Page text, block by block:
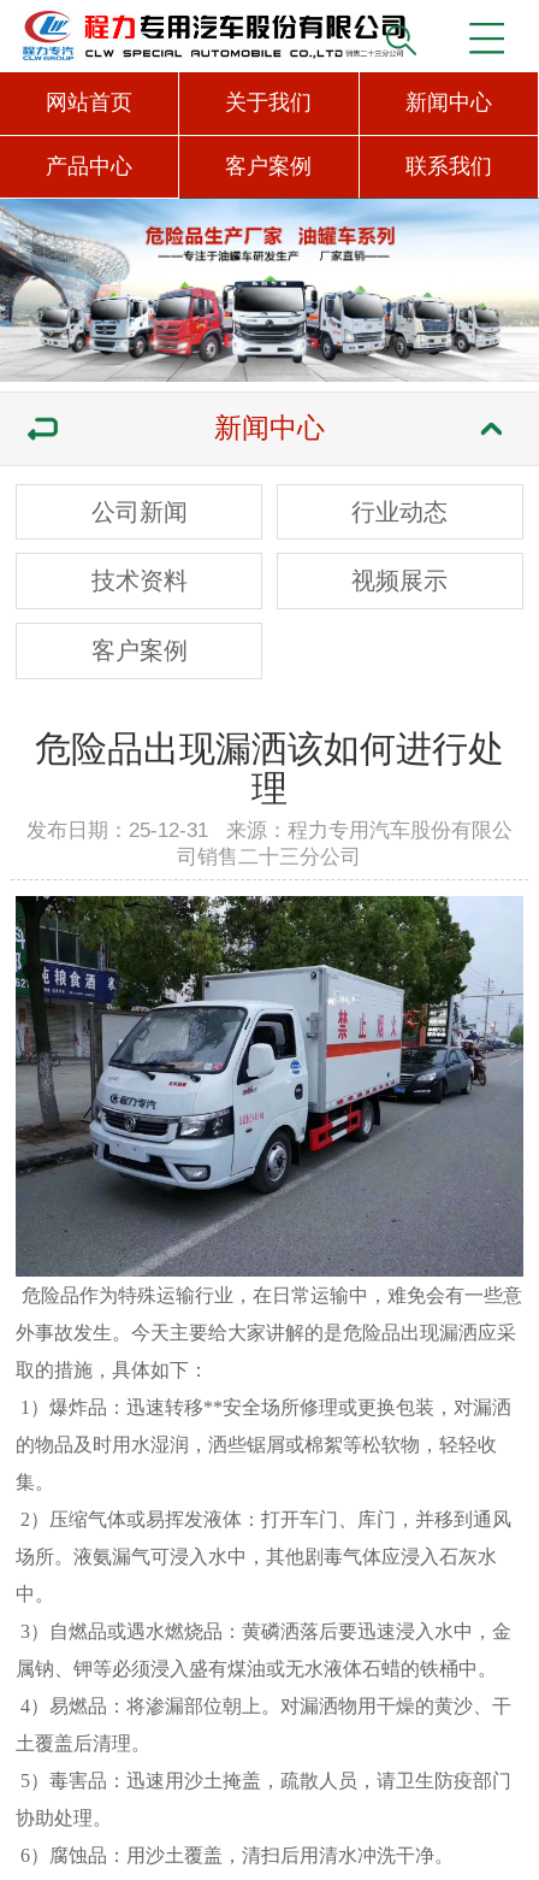
网站首页 关于我们 新闻中心
产品中心 客户案例 联系我们
新闻中心
公司新闻 行业动态
技术资料 视频展示
客户案例
危险品出现漏洒该如何进行处
理
发布日期：25-12-31 来源：程力专用汽车股份有限公
司销售二十三分公司
危险品作为特殊运输行业，在日常运输中，难免会有一些意
外事故发生。今天主要给大家讲解的是危险品出现漏洒应采
取的措施，具体如下：
1）爆炸品：迅速转移**安全场所修理或更换包装，对漏洒
的物品及时用水湿润，洒些锯屑或棉絮等松软物，轻轻收
集。
2）压缩气体或易挥发液体：打开车门、库门，并移到通风
场所。液氨漏气可浸入水中，其他剧毒气体应浸入石灰水
中。
3）自燃品或遇水燃烧品：黄磷洒落后要迅速浸入水中，金
属钠、钾等必须浸入盛有煤油或无水液体石蜡的铁桶中。
4）易燃品：将渗漏部位朝上。对漏洒物用干燥的黄沙、干
土覆盖后清理。
5）毒害品：迅速用沙土掩盖，疏散人员，请卫生防疫部门
协助处理。
6）腐蚀品：用沙土覆盖，清扫后用清水冲洗干净。